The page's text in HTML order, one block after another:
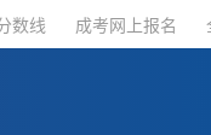
数线 成考网上报名
数线 成考网上报名